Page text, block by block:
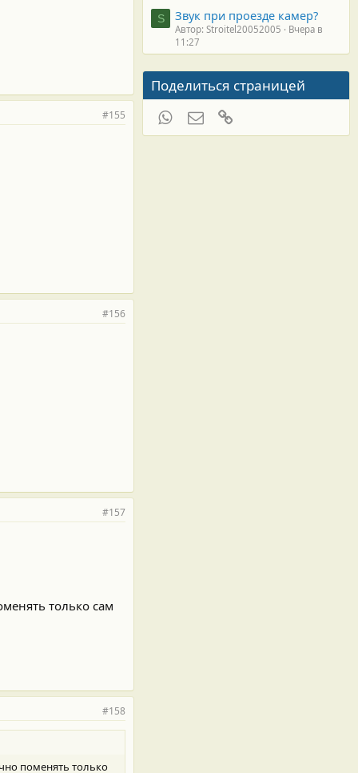
#155
#156
#157
только сам
#158
поменять только
S Звук при проезде камер?
Автор: Stroitel20052005
Вчера в
11:27
Поделиться страницей
WhatsAppЭлектронная почта